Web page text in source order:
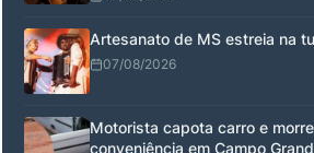
Artesanato de MS estreia na
07/08/2026
Motorista capota carro e
conveniência em Campo